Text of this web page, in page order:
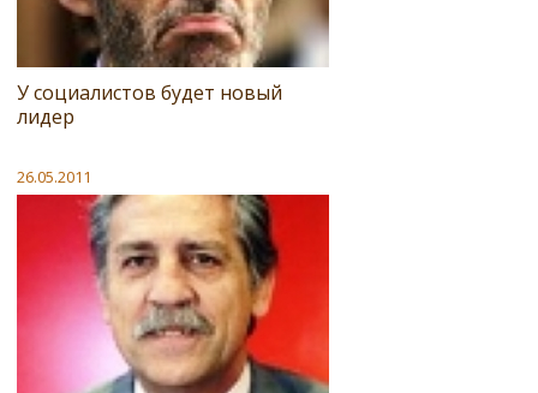
У социалистов будет новый
лидер
26.05.2011